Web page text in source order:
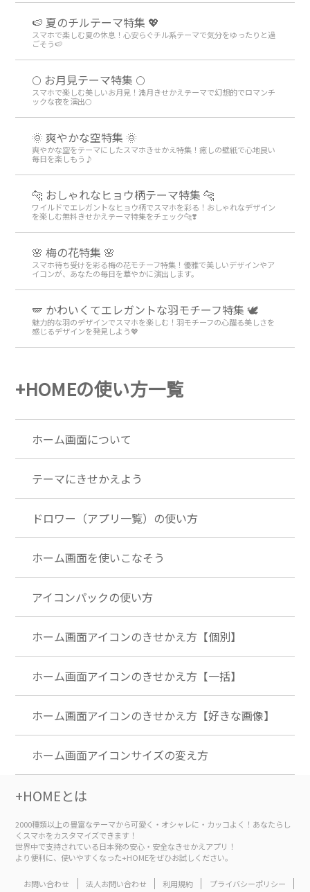
🍉 夏のチルテーマ特集 💖
スマホで楽しむ夏の休息！心安らぐチル系テーマで気分をゆったりと過
ごそう🍉
🌕 お月見テーマ特集 🌕
スマホで楽しむ美しいお月見！満月きせかえテーマで幻想的でロマンチ
ックな夜を演出🌕
🌞 爽やかな空特集 🌞
爽やかな空をテーマにしたスマホきせかえ特集！癒しの壁紙で心地良い
毎日を楽しもう♪
🐆 おしゃれなヒョウ柄テーマ特集 🐆
ワイルドでエレガントなヒョウ柄でスマホを彩る！おしゃれなデザイン
を楽しむ無料きせかえテーマ特集をチェック🐆❣️
🌸 梅の花特集 🌸
スマホ待ち受けを彩る梅の花モチーフ特集！優雅で美しいデザインやア
イコンが、あなたの毎日を華やかに演出します。
🪽 かわいくてエレガントな羽モチーフ特集 🕊️
魅力的な羽のデザインでスマホを楽しむ！羽モチーフの心躍る美しさを
感じるデザインを発見しよう💖
+HOMEの使い方一覧
ホーム画面について
テーマにきせかえよう
ドロワー（アプリ一覧）の使い方
ホーム画面を使いこなそう
アイコンパックの使い方
ホーム画面アイコンのきせかえ方【個別】
ホーム画面アイコンのきせかえ方【一括】
ホーム画面アイコンのきせかえ方【好きな画像】
ホーム画面アイコンサイズの変え方
+HOMEとは
2000種類以上の豊富なテーマから可愛く・オシャレに・カッコよく！あなたらし
くスマホをカスタマイズできます！
世界中で支持されている日本発の安心・安全なきせかえアプリ！
より便利に、使いやすくなった+HOMEをぜひお試しください。
お問い合わせ 法人お問い合わせ 利用規約
プライバシーポリシー